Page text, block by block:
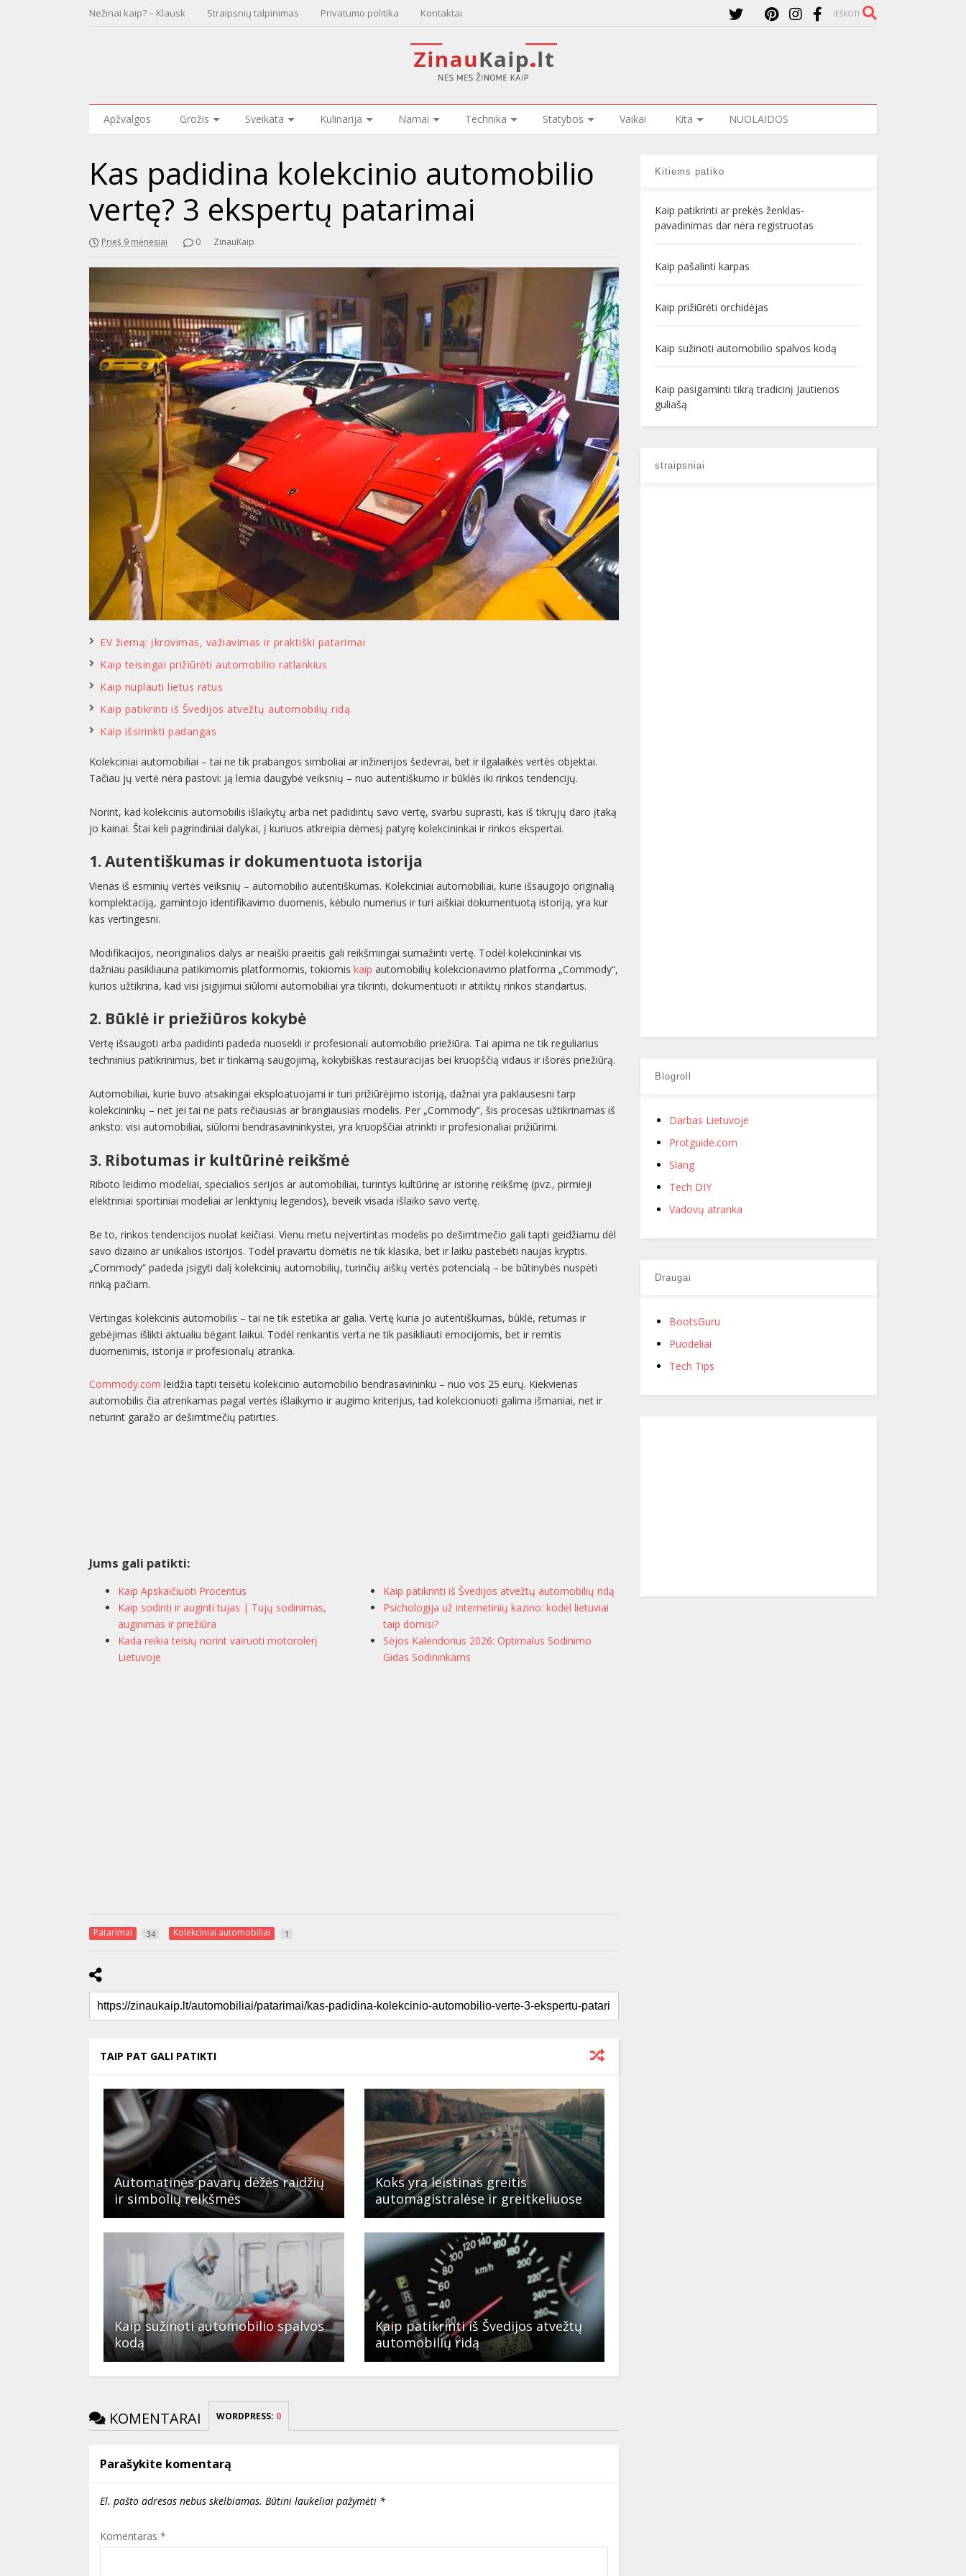
Nežinai kaip? – Klausk Straipsnių talpinimas Privatumo politika Kontaktai IEŠKOTI
Apžvalgos Grožis Sveikata Kulinarija Namai Technika Statybos Vaikai Kita NUOLAIDOS
Kas padidina kolekcinio automobilio
vertę? 3 ekspertų patarimai
Prieš 9 mėnesiai 0 ZinauKaip
EV žiemą: įkrovimas, važiavimas ir praktiški patarimai
Kaip teisingai prižiūrėti automobilio ratlankius
Kaip nuplauti lietus ratus
Kaip patikrinti iš Švedijos atvežtų automobilių ridą
Kaip išsirinkti padangas
Kolekciniai automobiliai – tai ne tik prabangos simboliai ar inžinerijos šedevrai, bet ir ilgalaikės vertės objektai.
Tačiau jų vertė nėra pastovi: ją lemia daugybė veiksnių – nuo autentiškumo ir būklės iki rinkos tendencijų.
Norint, kad kolekcinis automobilis išlaikytų arba net padidintų savo vertę, svarbu suprasti, kas iš tikrųjų daro įtaką
jo kainai. Štai keli pagrindiniai dalykai, į kuriuos atkreipia dėmesį patyrę kolekcininkai ir rinkos ekspertai.
1. Autentiškumas ir dokumentuota istorija
Vienas iš esminių vertės veiksnių – automobilio autentiškumas. Kolekciniai automobiliai, kurie išsaugojo originalią
komplektaciją, gamintojo identifikavimo duomenis, kėbulo numerius ir turi aiškiai dokumentuotą istoriją, yra kur
kas vertingesni.
Modifikacijos, neoriginalios dalys ar neaiški praeitis gali reikšmingai sumažinti vertę. Todėl kolekcininkai vis
dažniau pasikliauna patikimomis platformomis, tokiomiskaip automobilių kolekcionavimo platforma „Commody“,
kurios užtikrina, kad visi įsigijimui siūlomi automobiliai yra tikrinti, dokumentuoti ir atitiktų rinkos standartus.
2. Būklė ir priežiūros kokybė
Vertę išsaugoti arba padidinti padeda nuosekli ir profesionali automobilio priežiūra. Tai apima ne tik reguliarius
techninius patikrinimus, bet ir tinkamą saugojimą, kokybiškas restauracijas bei kruopščią vidaus ir išorės priežiūrą.
Automobiliai, kurie buvo atsakingai eksploatuojami ir turi prižiūrėjimo istoriją, dažnai yra paklausesni tarp
kolekcininkų – net jei tai ne pats rečiausias ar brangiausias modelis. Per „Commody“, šis procesas užtikrinamas iš
anksto: visi automobiliai, siūlomi bendrasavininkystei, yra kruopščiai atrinkti ir profesionaliai prižiūrimi.
3. Ribotumas ir kultūrinė reikšmė
Riboto leidimo modeliai, specialios serijos ar automobiliai, turintys kultūrinę ar istorinę reikšmę (pvz., pirmieji
elektriniai sportiniai modeliai ar lenktynių legendos), beveik visada išlaiko savo vertę.
Be to, rinkos tendencijos nuolat keičiasi. Vienu metu neįvertintas modelis po dešimtmečio gali tapti geidžiamu dėl
savo dizaino ar unikalios istorijos. Todėl pravartu domėtis ne tik klasika, bet ir laiku pastebėti naujas kryptis.
„Commody“ padeda įsigyti dalį kolekcinių automobilių, turinčių aiškų vertės potencialą – be būtinybės nuspėti
rinką pačiam.
Vertingas kolekcinis automobilis – tai ne tik estetika ar galia. Vertę kuria jo autentiškumas, būklė, retumas ir
gebėjimas išlikti aktualiu bėgant laikui. Todėl renkantis verta ne tik pasikliauti emocijomis, bet ir remtis
duomenimis, istorija ir profesionalų atranka.
Commody.com leidžia tapti teisėtu kolekcinio automobilio bendrasavininku – nuo vos 25 eurų. Kiekvienas
automobilis čia atrenkamas pagal vertės išlaikymo ir augimo kriterijus, tad kolekcionuoti galima išmaniai, net ir
neturint garažo ar dešimtmečių patirties.
Jums gali patikti:
Kaip Apskaičiuoti Procentus
Kaip sodinti ir auginti tujas | Tujų sodinimas,
auginimas ir priežiūra
Kada reikia teisių norint vairuoti motorolerį
Lietuvoje
Kaip patikrinti iš Švedijos atvežtų automobilių ridą
Psichologija už internetinių kazino: kodėl lietuviai
taip domisi?
Sėjos Kalendorius 2026: Optimalus Sodinimo
Gidas Sodininkams
Patarimai 34 Kolekciniai automobiliai 1
TAIP PAT GALI PATIKTI
Automatinės pavarų dėžės raidžių
ir simbolių reikšmės
Koks yra leistinas greitis
automagistralėse ir greitkeliuose
Kaip sužinoti automobilio spalvos
kodą
Kaip patikrinti iš Švedijos atvežtų
automobilių ridą
KOMENTARAI WORDPRESS: 0
Parašykite komentarą
El. pašto adresas nebus skelbiamas. Būtini laukeliai pažymėti *
Komentaras*
Kitiems patiko
Kaip patikrinti ar prekės ženklas-
pavadinimas dar nėra registruotas
Kaip pašalinti karpas
Kaip prižiūrėti orchidėjas
Kaip sužinoti automobilio spalvos kodą
Kaip pasigaminti tikrą tradicinį Jautienos
guliašą
straipsniai
Blogroll
Darbas Lietuvoje
Protguide.com
Slang
Tech DIY
Vadovų atranka
Draugai
BootsGuru
Puodeliai
Tech Tips